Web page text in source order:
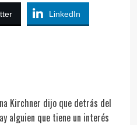
LinkedIn
Kirchner dijo que detrás del
alguien que tiene un interés